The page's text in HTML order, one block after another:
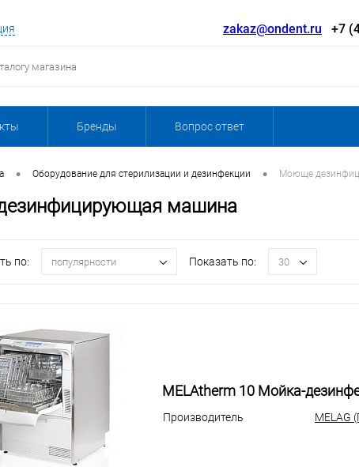
zakaz@ondent.ru +7
Бренды Вопрос ответ
• Оборудование для стерилизации и дезинфекции • Моюще
машина
по: популярности Показать по: 30
MELAtherm 10 Мойка-
Производитель MELAG